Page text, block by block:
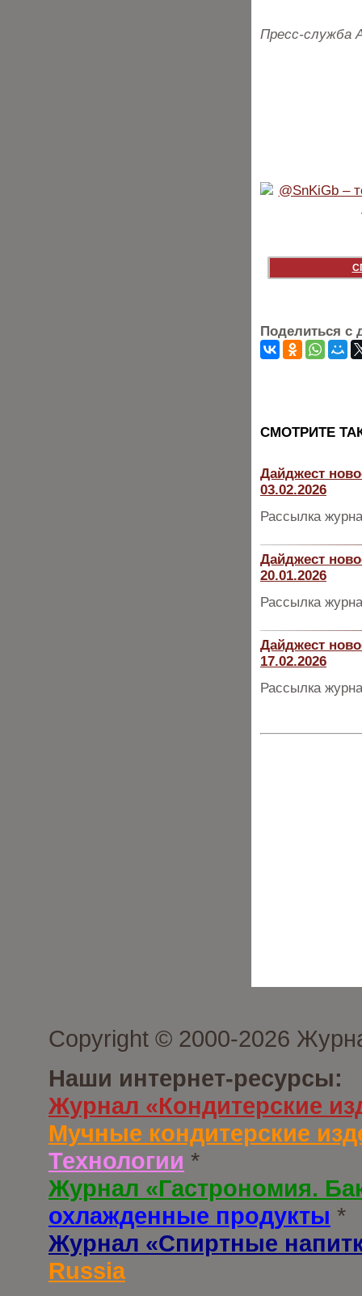
Пресс-служба
Поделиться с
CМОТРИТЕ
Дайджест
03.02.2026
Рассылка
Дайджест
20.01.2026
Рассылка
Дайджест
17.02.2026
Рассылка
Copyright © 2000-2026
Наши интернет-ресурсы:
Журнал «Кондитерские
Мучные кондитерские
Технологии *
Журнал «Гастрономия.
охлажденные продукты *
Журнал «Спиртные
Russia